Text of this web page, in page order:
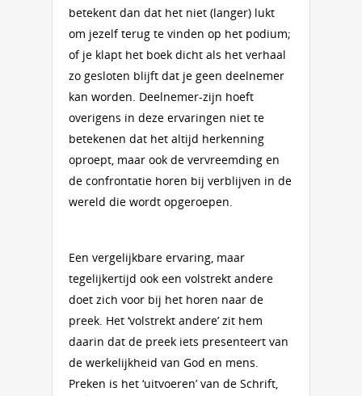
betekent dan dat het niet (langer) lukt
om jezelf terug te vinden op het podium;
of je klapt het boek dicht als het verhaal
zo gesloten blijft dat je geen deelnemer
kan worden. Deelnemer-zijn hoeft
overigens in deze ervaringen niet te
betekenen dat het altijd herkenning
oproept, maar ook de vervreemding en
de confrontatie horen bij verblijven in de
wereld die wordt opgeroepen.
Een vergelijkbare ervaring, maar
tegelijkertijd ook een volstrekt andere
doet zich voor bij het horen naar de
preek. Het ‘volstrekt andere’ zit hem
daarin dat de preek iets presenteert van
de werkelijkheid van God en mens.
Preken is het ‘uitvoeren’ van de Schrift,